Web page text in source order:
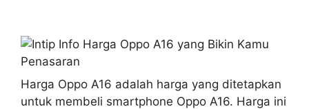
Harga Oppo A16 adalah harga yang ditetapkan
untuk membeli smartphone Oppo A16. Harga ini